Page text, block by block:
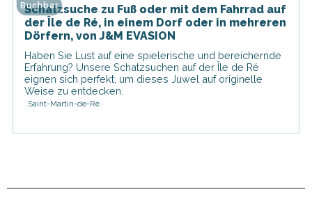
Schatzsuche zu Fuß oder mit dem Fahrrad auf
der Île de Ré, in einem Dorf oder in mehreren
Dörfern, von J&M EVASION
Haben Sie Lust auf eine spielerische und bereichernde
Erfahrung? Unsere Schatzsuchen auf der Île de Ré
eignen sich perfekt, um dieses Juwel auf originelle
Weise zu entdecken.
Saint-Martin-de-Ré
Buchbar